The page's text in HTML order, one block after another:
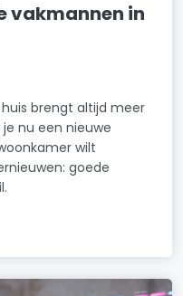
vakmannen in
brengt altijd meer
nu een nieuwe
wilt
goede